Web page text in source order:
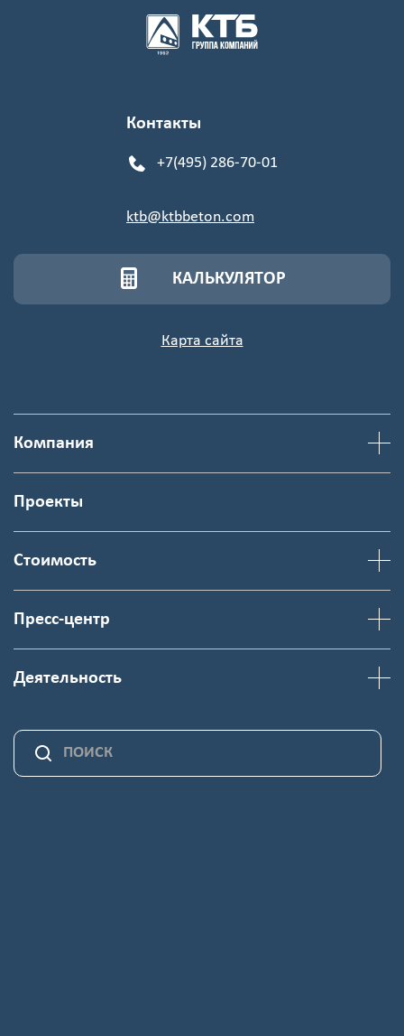
Контакты
+7(495) 286-70-01
ktb@ktbbeton.com
КАЛЬКУЛЯТОР
Карта сайта
Компания
Проекты
Стоимость
Пресс-центр
Деятельность